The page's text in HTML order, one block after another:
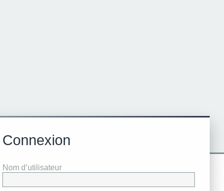
Connexion
Nom d’utilisateur